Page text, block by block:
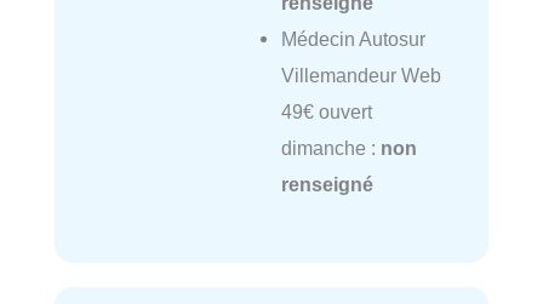
Médecin Autosur
Villemandeur Web
49€ ouvert
dimanche : non
renseigné